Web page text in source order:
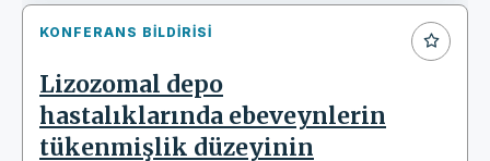
KONFERANS BILDIRISI
Lizozomal depo
hastalıklarında ebeveynlerin
tükenmişlik düzeyinin